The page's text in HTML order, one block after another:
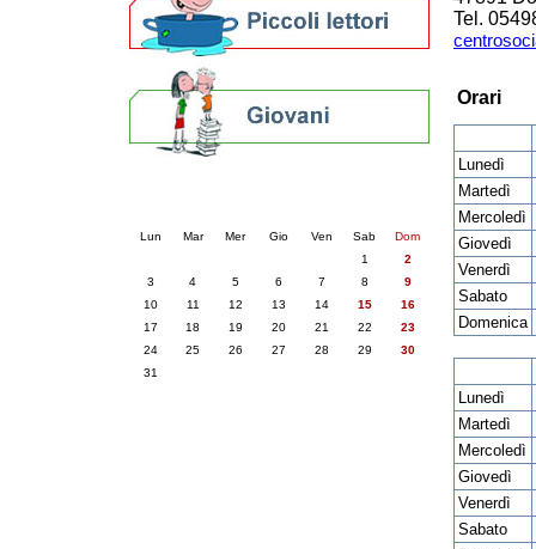
Tel.
Orari
Lunedì
Martedì
Mercoledì
Giovedì
Venerdì
Sabato
Domenica
Lunedì
Martedì
Mercoledì
Giovedì
Venerdì
Sabato
Lun Mar Mer Gio Ven Sab
Dom
1
2
3
4 5 6 7 8
9
10
11 12 13 14 15
16
17
18 19 20 21 22
23
24
25 26 27 28 29
30
31